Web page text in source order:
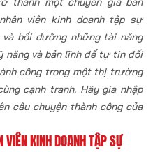
nhân viên kinh doanh tập sự
bồi dưỡng những tài năng
năng và bản lĩnh để tự tin đối
công trong một thị trường
cạnh tranh. Hãy gia nhập
câu chuyện thành công của
VIÊN KINH DOANH TẬP SỰ